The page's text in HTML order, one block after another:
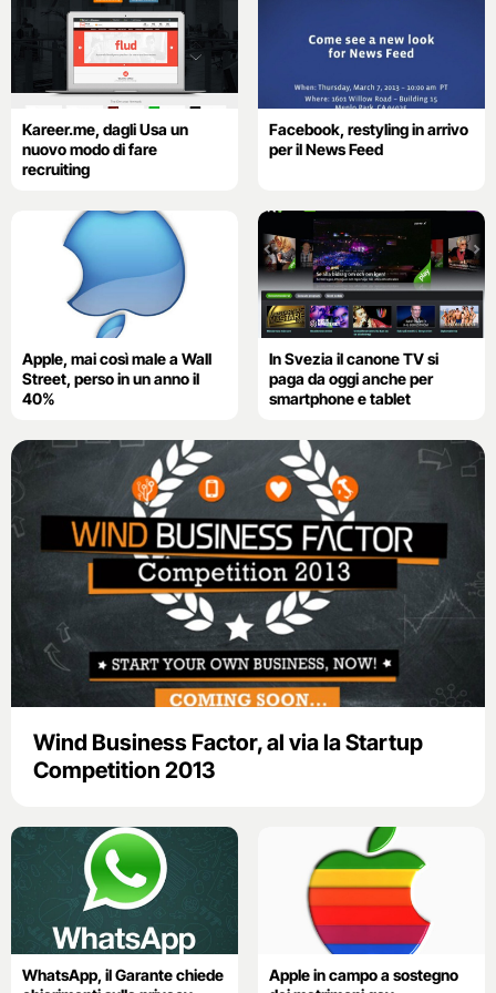
Kareer.me, dagli Usa un
nuovo modo di fare
recruiting
Facebook, restyling in arrivo
per il News Feed
Apple, mai così male a Wall
Street, perso in un anno il
40%
In Svezia il canone TV si
paga da oggi anche per
smartphone e tablet
Wind Business Factor, al via la Startup
Competition 2013
WhatsApp, il Garante chiede
Apple in campo a sostegno